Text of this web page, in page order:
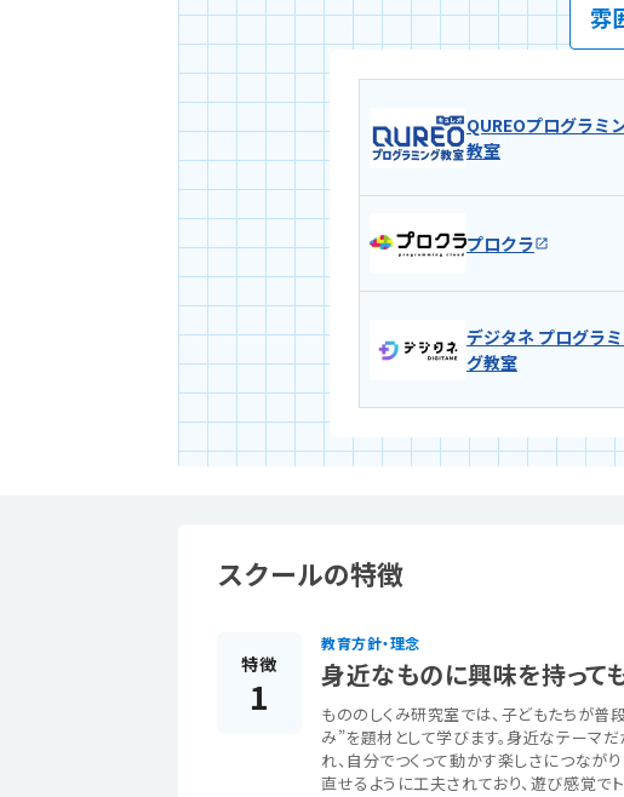
雰
QUREOプログラミ
教室
プロクラ
デジタネ プログラ
グ教室
スクールの特徴
特徴
1
教育方針・理念
身近なものに興味を持って
もののしくみ研究室では、子どもたちが普
み”を題材として学びます。身近なテーマだ
れ、自分でつくって動かす楽しさにつなが
直せるように工夫されており、遊び感覚で